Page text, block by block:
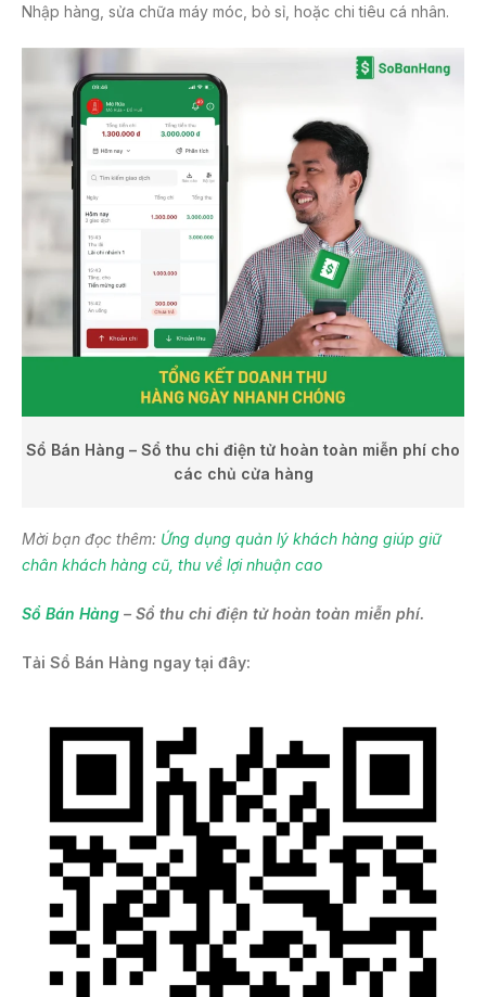
Nhập hàng, sửa chữa máy móc, bỏ sỉ, hoặc chi tiêu cá nhân.
Sổ Bán Hàng – Sổ thu chi điện tử hoàn toàn miễn phí cho
các chủ cửa hàng
Mời bạn đọc thêm: Ứng dụng quản lý khách hàng giúp giữ
chân khách hàng cũ, thu về lợi nhuận cao
Sổ Bán Hàng – Sổ thu chi điện tử hoàn toàn miễn phí.
Tải Sổ Bán Hàng ngay tại đây: